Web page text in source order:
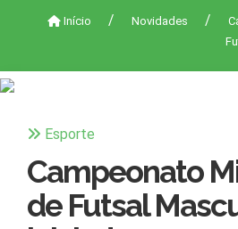
Início Novidades
Esporte
Campeonato
de Futsal